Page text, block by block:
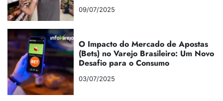
09/07/2025
O Impacto do Mercado de Apostas
(Bets) no Varejo Brasileiro: Um Novo
Desafio para o Consumo
03/07/2025